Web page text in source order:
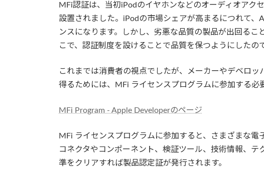
MFi認証は、当初iPodのイヤホンなどのオーディオアク
設置されました。iPodの市場シェアが高まるにつれて
ンスになります。しかし、劣悪な品質の製品が出回るこ
こで、認証制度を設けることで品質を保つようにしたので
これまでは消費者の視点でしたが、メーカーやデベロ
得るためには、MFi ライセンスプログラムに参加する必
MFi Program - Apple Developerのページ
MFi ライセンスプログラムに参加すると、さまざまな電
コネクタやコンポーネント、検証ツール、技術情報、
準をクリアすれば製品認定証が発行されます。